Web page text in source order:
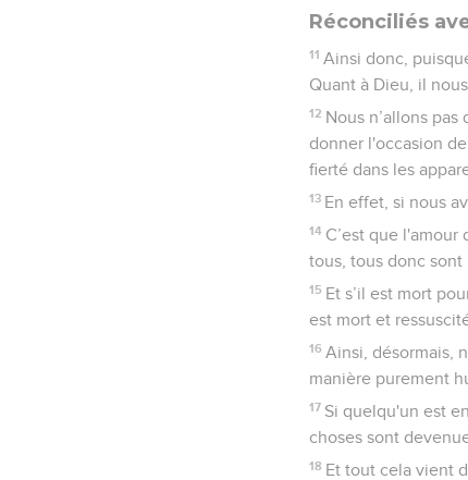
Réconciliés
11 Ainsi donc,
Quant à Dieu, il
12 Nous n’allons
donner l'occasion
fierté dans les
13 En effet, si nous
14 C’est que
tous, tous donc sont
15 Et s’il est mort
est mort et
16 Ainsi, désormais,
manière purement
17 Si quelqu'un est
choses sont
18 Et tout cela vient